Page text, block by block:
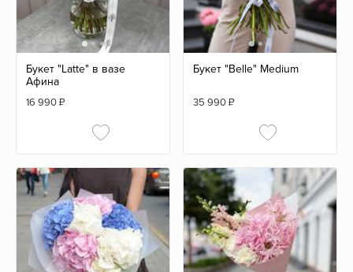
Букет "Latte" в вазе
Афина
16 990₽
Букет "Belle" Medium
35 990₽